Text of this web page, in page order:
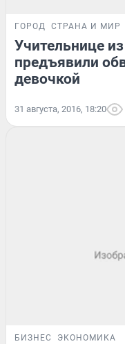
ГОРОД СТРАНА И МИР
Учительнице
предъявили
девочкой
31 августа, 2016, 18:20
БИЗНЕС ЭКОНОМИКА